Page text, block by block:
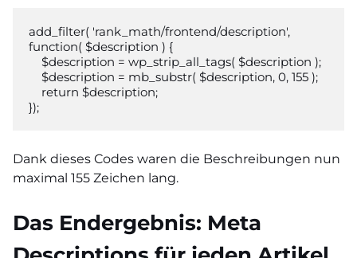
add_filter( 'rank_math/frontend/description',
function( $description ) {
});
Dank dieses Codes waren die Beschreibungen nun
maximal 155 Zeichen lang.
Das Endergebnis: Meta